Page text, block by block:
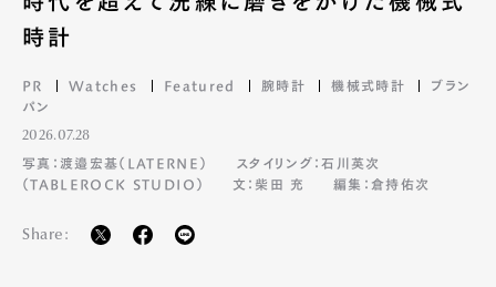
時計
PR Watches Featured 腕時計 機械式時計
ブラン
パン
2026.07.28
写真：渡邉宏基（LATERNE）
スタイリング：石川英次
（TABLEROCK STUDIO）
文：柴田 充 編集：倉持佑次
Share: